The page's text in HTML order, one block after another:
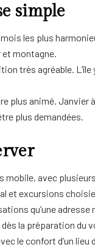
simple
les plus
et montagne.
très agréable.
plus animé.
plus demandées.
avec
et excursions
qu’une
la préparation du
le confort d’un